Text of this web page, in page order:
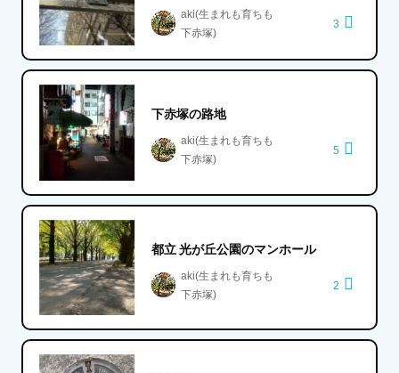
aki(生まれも育ちも
下赤塚)
3
下赤塚の路地
aki(生まれも育ちも
下赤塚)
5
都立 光が丘公園のマンホール
aki(生まれも育ちも
下赤塚)
2